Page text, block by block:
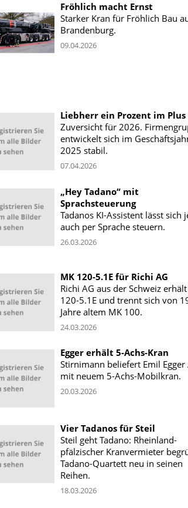
Fröhlich macht Ernst
Starker Kran für Fröhlich Bau
Brandenburg.
09.04.2026
Liebherr ein Prozent im Plus
Zuversicht für 2026.
entwickelt sich im
2025 stabil.
07.04.2026
„Hey Tadano“ mit
Sprachsteuerung
Tadanos KI-Assistent lässt sich
auch per Sprache steuern.
26.03.2026
MK 120-5.1E für Richi AG
Richi AG aus der Schweiz
120-5.1E und trennt sich von
Jahre altem MK 100.
24.03.2026
Egger erhält 5-Achs-Kran
Stirnimann beliefert Emil Egger
mit neuem 5-Achs-Mobilkran.
20.03.2026
Vier Tadanos für Steil
Steil geht Tadano: Rheinland-
pfälzischer Kranvermieter
Tadano-Quartett neu in seinen
Reihen.
18.03.2026